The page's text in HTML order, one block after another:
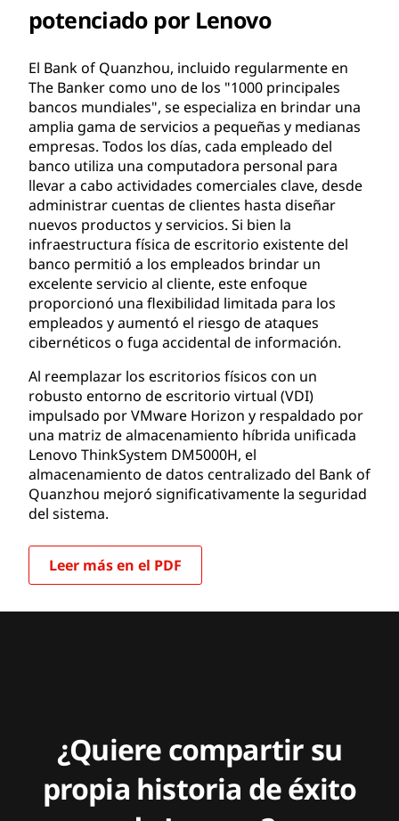
potenciado por Lenovo
El Bank of Quanzhou, incluido regularmente en
The Banker como uno de los "1000 principales
bancos mundiales", se especializa en brindar una
amplia gama de servicios a pequeñas y medianas
empresas. Todos los días, cada empleado del
banco utiliza una computadora personal para
llevar a cabo actividades comerciales clave, desde
administrar cuentas de clientes hasta diseñar
nuevos productos y servicios. Si bien la
infraestructura física de escritorio existente del
banco permitió a los empleados brindar un
excelente servicio al cliente, este enfoque
proporcionó una flexibilidad limitada para los
empleados y aumentó el riesgo de ataques
cibernéticos o fuga accidental de información.
Al reemplazar los escritorios físicos con un
robusto entorno de escritorio virtual (VDI)
impulsado por VMware Horizon y respaldado por
una matriz de almacenamiento híbrida unificada
Lenovo ThinkSystem DM5000H, el
almacenamiento de datos centralizado del Bank of
Quanzhou mejoró significativamente la seguridad
del sistema.
Leer más en el PDF
¿Quiere compartir su
propia historia de éxito